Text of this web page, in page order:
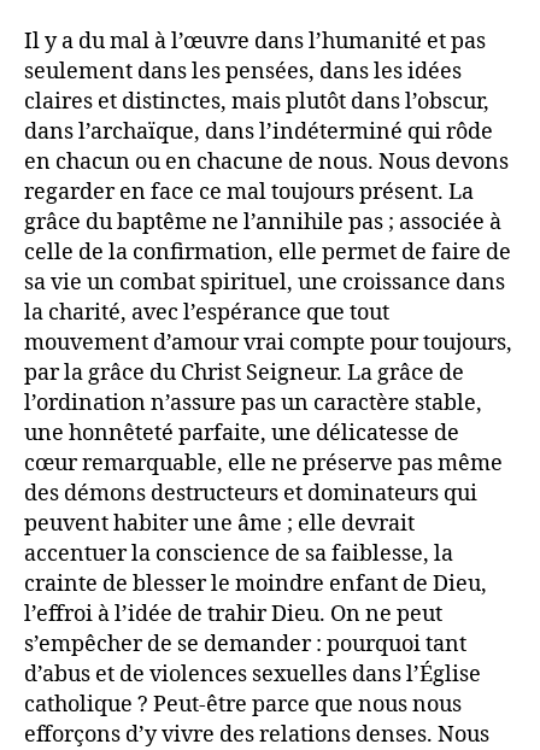
Il y a du mal à l’œuvre dans l’humanité et pas
seulement dans les pensées, dans les idées
claires et distinctes, mais plutôt dans l’obscur,
dans l’archaïque, dans l’indéterminé qui rôde
en chacun ou en chacune de nous. Nous devons
regarder en face ce mal toujours présent. La
grâce du baptême ne l’annihile pas ; associée à
celle de la confirmation, elle permet de faire de
sa vie un combat spirituel, une croissance dans
la charité, avec l’espérance que tout
mouvement d’amour vrai compte pour toujours,
par la grâce du Christ Seigneur. La grâce de
l’ordination n’assure pas un caractère stable,
une honnêteté parfaite, une délicatesse de
cœur remarquable, elle ne préserve pas même
des démons destructeurs et dominateurs qui
peuvent habiter une âme ; elle devrait
accentuer la conscience de sa faiblesse, la
crainte de blesser le moindre enfant de Dieu,
l’effroi à l’idée de trahir Dieu. On ne peut
s’empêcher de se demander : pourquoi tant
d’abus et de violences sexuelles dans l’Église
catholique ? Peut-être parce que nous nous
efforçons d’y vivre des relations denses. Nous